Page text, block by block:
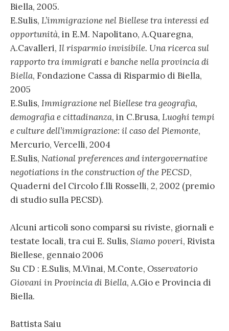
Biella, 2005.
E.Sulis, L’immigrazione nel Biellese tra interessi ed
opportunità, in E.M. Napolitano, A.Quaregna,
A.Cavalleri, Il risparmio invisibile. Una ricerca sul
rapporto tra immigrati e banche nella provincia di
Biella, Fondazione Cassa di Risparmio di Biella,
2005
E.Sulis, Immigrazione nel Biellese tra geografia,
demografia e cittadinanza, in C.Brusa, Luoghi tempi
e culture dell’immigrazione: il caso del Piemonte,
Mercurio, Vercelli, 2004
E.Sulis, National preferences and intergovernative
negotiations in the construction of the PECSD,
Quaderni del Circolo f.lli Rosselli, 2, 2002 (premio
di studio sulla PECSD).
Alcuni articoli sono comparsi su riviste, giornali e
testate locali, tra cui E. Sulis, Siamo poveri, Rivista
Biellese, gennaio 2006
Su CD : E.Sulis, M.Vinai, M.Conte, Osservatorio
Giovani in Provincia di Biella, A.Gio e Provincia di
Biella.
Battista Saiu